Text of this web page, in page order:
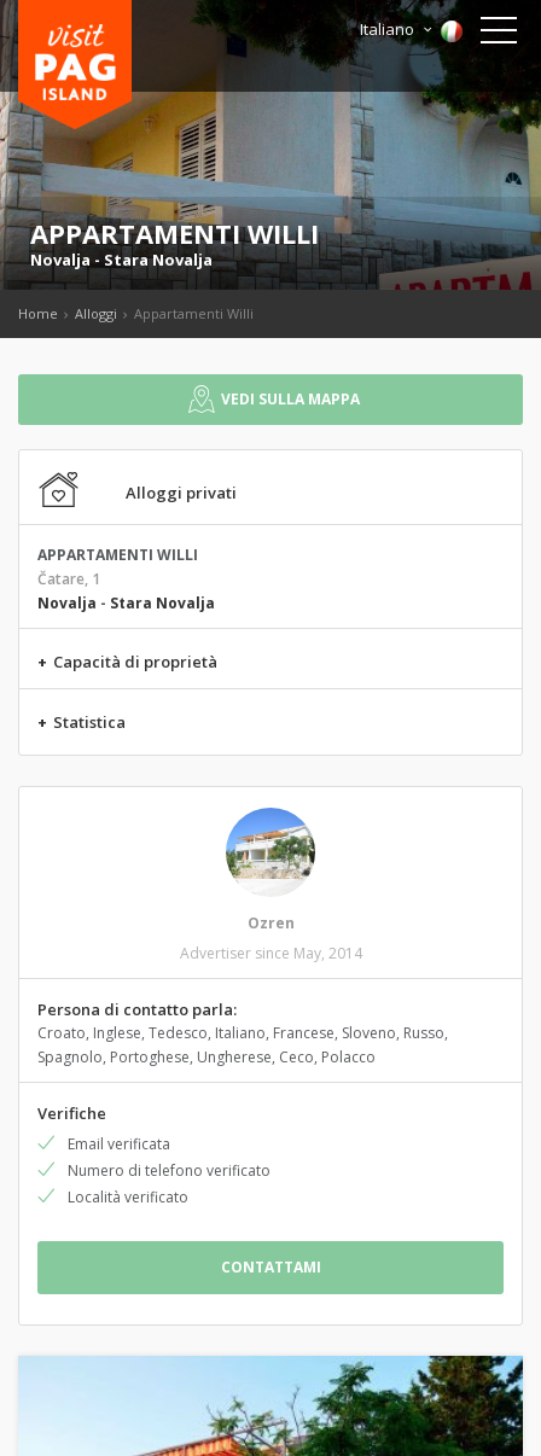
Italiano
APPARTAMENTI WILLI
Novalja - Stara Novalja
Home Alloggi Appartamenti Willi
VEDI SULLA MAPPA
Alloggi privati
APPARTAMENTI WILLI
Čatare, 1
Novalja - Stara Novalja
+ Capacità di proprietà
+ Statistica
Ozren
Advertiser since May, 2014
Persona di contatto parla:
Croato, Inglese, Tedesco, Italiano, Francese, Sloveno, Russo,
Spagnolo, Portoghese, Ungherese, Ceco, Polacco
Verifiche
Email verificata
Numero di telefono verificato
Località verificato
CONTATTAMI